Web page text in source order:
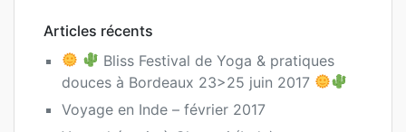
Articles récents
Bliss Festival de Yoga & pratiques
douces à Bordeaux 23>25 juin 2017
Voyage en Inde – février 2017